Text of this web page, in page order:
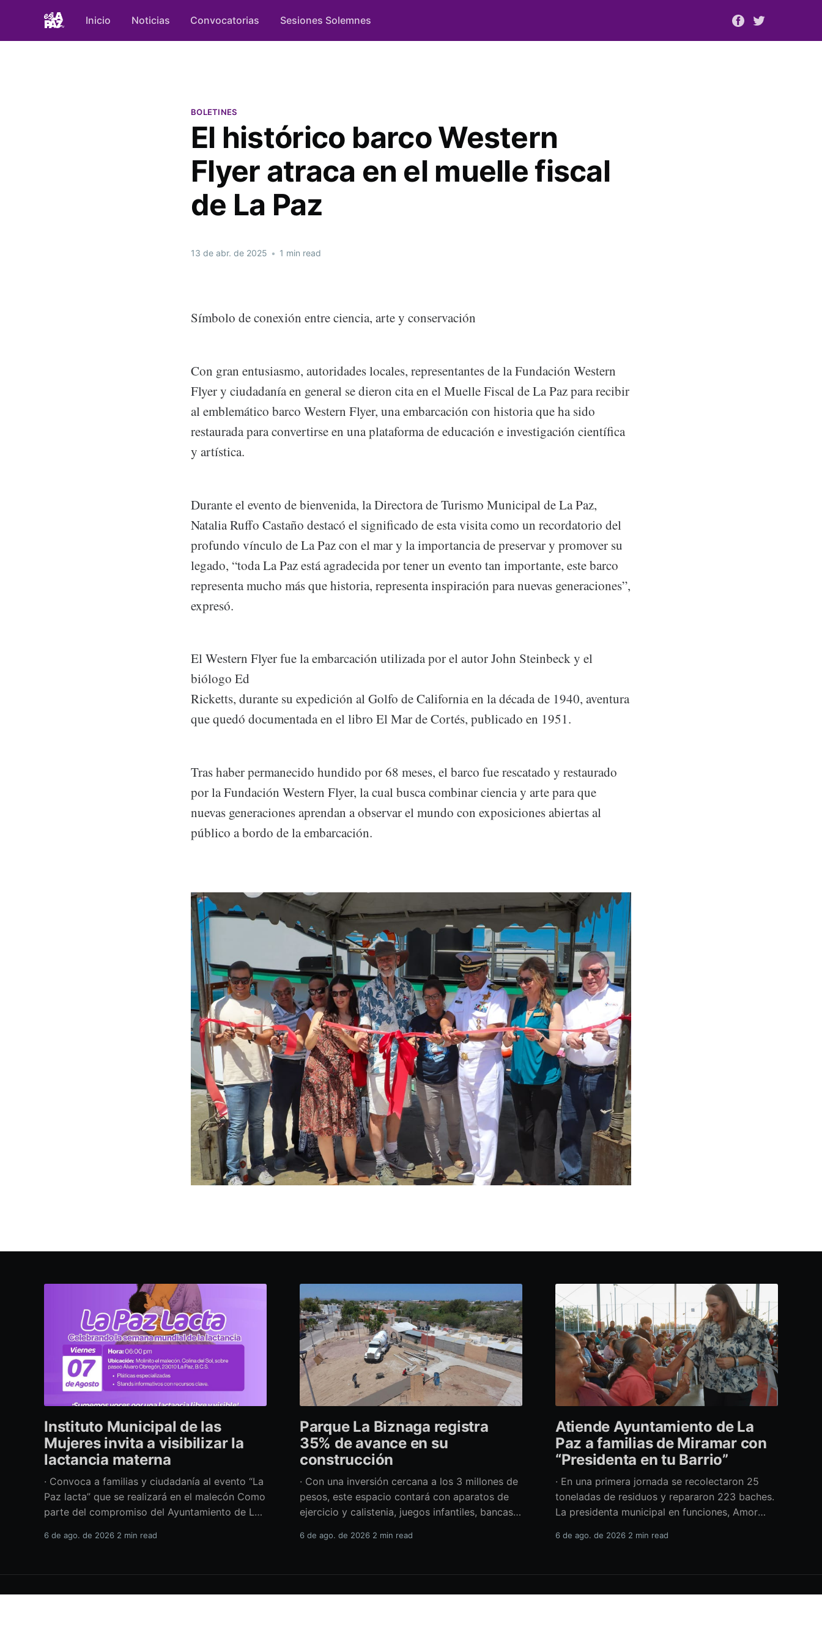
Inicio Noticias Convocatorias Sesiones Solemnes
BOLETINES
El histórico barco Western
Flyer atraca en el muelle fiscal
de La Paz
13 de abr. de 2025 • 1 min read
Símbolo de conexión entre ciencia, arte y conservación
Con gran entusiasmo, autoridades locales, representantes de la Fundación Western
Flyer y ciudadanía en general se dieron cita en el Muelle Fiscal de La Paz para recibir
al emblemático barco Western Flyer, una embarcación con historia que ha sido
restaurada para convertirse en una plataforma de educación e investigación científica
y artística.
Durante el evento de bienvenida, la Directora de Turismo Municipal de La Paz,
Natalia Ruffo Castaño destacó el significado de esta visita como un recordatorio del
profundo vínculo de La Paz con el mar y la importancia de preservar y promover su
legado, “toda La Paz está agradecida por tener un evento tan importante, este barco
representa mucho más que historia, representa inspiración para nuevas generaciones”,
expresó.
El Western Flyer fue la embarcación utilizada por el autor John Steinbeck y el
biólogo Ed
Ricketts, durante su expedición al Golfo de California en la década de 1940, aventura
que quedó documentada en el libro El Mar de Cortés, publicado en 1951.
Tras haber permanecido hundido por 68 meses, el barco fue rescatado y restaurado
por la Fundación Western Flyer, la cual busca combinar ciencia y arte para que
nuevas generaciones aprendan a observar el mundo con exposiciones abiertas al
público a bordo de la embarcación.
Instituto Municipal de las
Mujeres invita a visibilizar la
lactancia materna
· Convoca a familias y ciudadanía al evento “La
Paz lacta” que se realizará en el malecón Como
parte del compromiso del Ayuntamiento de La
promuevan el bienestar, la salud y los derechos
incluyentes, el Instituto Municipal
6 de ago. de 2026 2 min read
Parque La Biznaga registra
35% de avance en su
construcción
· Con una inversión cercana a los 3 millones de
pesos, este espacio contará con aparatos de
ejercicio y calistenia, juegos infantiles, bancas,
alcaldesa de La Paz en funciones, Amor Fenech
construcción del parque La Biznaga ubicado
6 de ago. de 2026 2 min read
Atiende Ayuntamiento de La
Paz a familias de Miramar con
“Presidenta en tu Barrio”
· En una primera jornada se recolectaron 25
toneladas de residuos y repararon 223 baches.
La presidenta municipal en funciones, Amor
programa “Presidenta en tu Barrio” en la
Paz brindó más de 600 servicios sociales y
6 de ago. de 2026 2 min read